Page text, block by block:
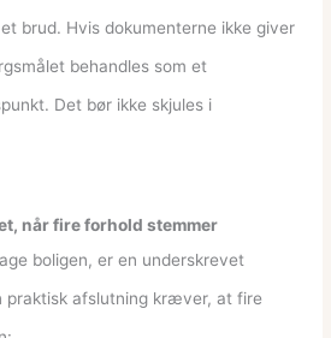
brud. Hvis dokumenterne ikke giver
behandles som et
Det bør ikke skjules i
når fire forhold stemmer
boligen, er en underskrevet
praktisk afslutning kræver, at fire